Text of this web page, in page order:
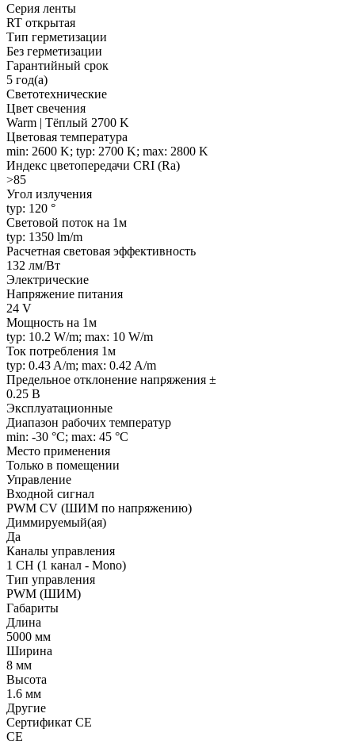
Серия ленты
RT открытая
Тип герметизации
Без герметизации
Гарантийный срок
5 год(а)
Светотехнические
Цвет свечения
Warm | Тёплый 2700 K
Цветовая температура
min: 2600 K; typ: 2700 K; max: 2800 K
Индекс цветопередачи CRI (Ra)
>85
Угол излучения
typ: 120 °
Световой поток на 1м
typ: 1350 lm/m
Расчетная световая эффективность
132 лм/Вт
Электрические
Напряжение питания
24 V
Мощность на 1м
typ: 10.2 W/m; max: 10 W/m
Ток потребления 1м
typ: 0.43 A/m; max: 0.42 A/m
Предельное отклонение напряжения ±
0.25 В
Эксплуатационные
Диапазон рабочих температур
min: -30 °C; max: 45 °C
Место применения
Только в помещении
Управление
Входной сигнал
PWM СV (ШИМ по напряжению)
Диммируемый(ая)
Да
Каналы управления
1 CH (1 канал - Mono)
Тип управления
PWM (ШИМ)
Габариты
Длина
5000 мм
Ширина
8 мм
Высота
1.6 мм
Другие
Сертификат CE
CE